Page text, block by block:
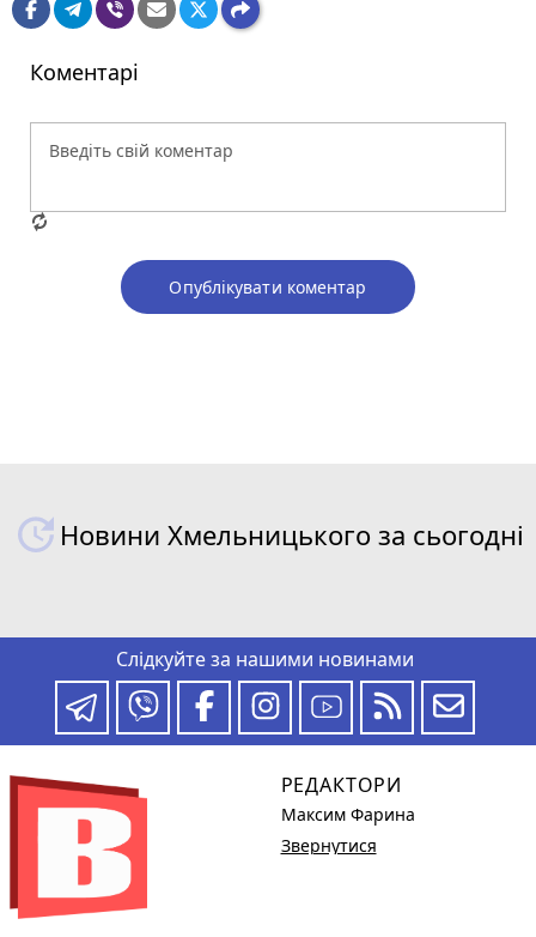
Коментарі
Опублікувати коментар
Новини Хмельницького за сьогодні
Слідкуйте за нашими новинами
РЕДАКТОРИ
Максим Фарина
Звернутися